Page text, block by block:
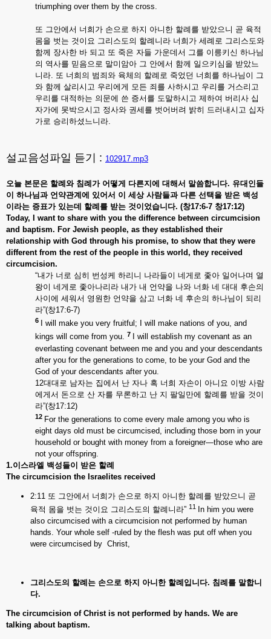
triumphing over them by the cross.
또 그안에서 너희가 손으로 하지 아니한 할례를 받았으니 곧 육적
몸을 벗는 것이요 그리스도의 할례니라 너희가 세례로 그리스도와
함께 장사한 바 되고 또 죽은 자들 가운데서 그를 이릉키신 하나님
의 역사를 믿음으로 말미암아 그 안에서 함께 일으키심을 받았느
니라. 또 너희의 범죄와 육체의 할례로 죽었던 너희를 하나님이 그
와 함께 살리시고 우리에게 모든 죄를 사하시고 우리를 거스리고
우리를 대적하는 의문에 쓴 증서를 도말하시고 제하여 버리사 십
자가에 못박으시고 정사와 권세를 벗어버려 밝히 드러내시고 십자
가로 승리하셨느니라.
설교음성파일 듣기 : 102917.mp3
오늘 본문은 할례와 침례가 어떻게 다른지에 대해서 말씀합니다. 유대인들
이 하나님과 언약관계에 있어서 이 세상 사람들과 다른 선택을 받은 백성
이라는 증표가 있는데 할례를 받는 것이었습니다. (창17:6-7 창17:12)
Today, I want to share with you the difference between circumcision
and baptism. For Jewish people, as they established their
relationship with God through his promise, to show that they were
different from the rest of the people in this world, they received
circumcision.
“내가 너로 심히 번성케 하리니 나라들이 네게로 좇아 일어나며 열
왕이 네게로 좇아나리라 내가 내 언약을 나와 너화 네 대대 후손의
사이에 세워서 영원한 언약을 삼고 너화 네 후손의 하나님이 되리
라”(창17:6-7)
6
I will make you very fruitful; I will make nations of you, and
kings will come from you. 7
I will establish my covenant as an
everlasting covenant between me and you and your descendants
after you for the generations to come, to be your God and the
God of your descendants after you.
12대대로 남자는 집에서 난 자나 혹 너희 자손이 아니요 이방 사람
에게서 돈으로 산 자를 무론하고 난 지 팔일만에 할례를 받을 것이
라”(창17:12)
12 For the generations to come every male among you who is
eight days old must be circumcised, including those born in your
household or bought with money from a foreigner—those who are
not your offspring.
1.이스라엘 백성들이 받은 할례
The circumcision the Israelites received
2:11 또 그안에서 너희가 손으로 하지 아니한 할례를 받았으니 곧
육적 몸을 벗는 것이요 그리스도의 할례니라” 11
In him you were
also circumcised with a circumcision not performed by human
hands. Your whole self -ruled by the flesh was put off when you
were circumcised by Christ,
그리스도의 할례는 손으로 하지 아니한 할례입니다. 침례를 말합니
다.
The circumcision of Christ is not performed by hands. We are
talking about baptism.